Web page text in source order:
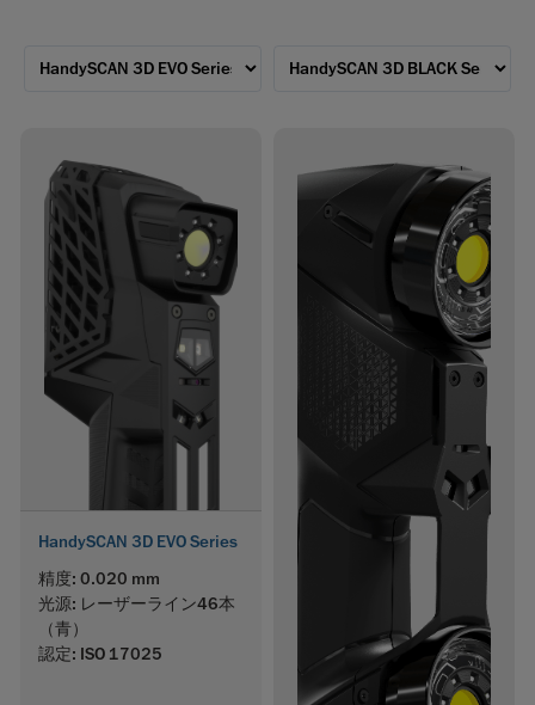
HandySCAN 3D EVO Series
精度: 0.020 mm
光源: レーザーライン46本
（青）
認定: ISO 17025